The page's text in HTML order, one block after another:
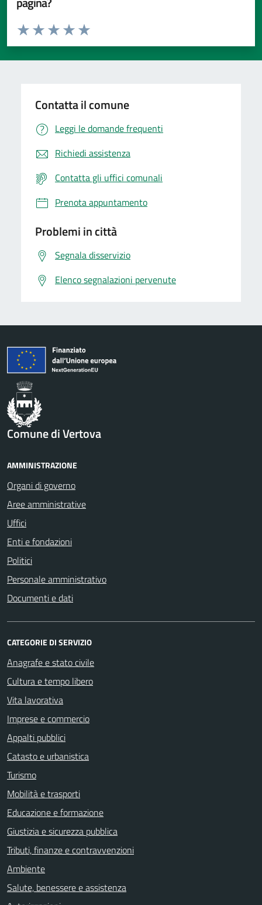
Valuta da 1 a 5 stelle la pagina
Valuta 5 stelle su 5
Valuta 4 stelle su 5
Valuta 3 stelle su 5
Valuta 2 stelle su 5
Valuta 1 stelle su 5
Contatta il comune
Leggi le domande frequenti
Richiedi assistenza
Contatta gli uffici comunali
Prenota appuntamento
Problemi in città
Segnala disservizio
Elenco segnalazioni pervenute
Comune di Vertova
AMMINISTRAZIONE
Organi di governo
Aree amministrative
Uffici
Enti e fondazioni
Politici
Personale amministrativo
Documenti e dati
CATEGORIE DI SERVIZIO
Anagrafe e stato civile
Cultura e tempo libero
Vita lavorativa
Imprese e commercio
Appalti pubblici
Catasto e urbanistica
Turismo
Mobilità e trasporti
Educazione e formazione
Giustizia e sicurezza pubblica
Tributi, finanze e contravvenzioni
Ambiente
Salute, benessere e assistenza